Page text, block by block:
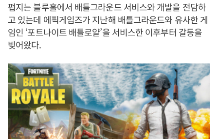
펍지는 블루홀에서 배틀그라운드 서비스와 개발을 전담하
고 있는데 에픽게임즈가 지난해 배틀그라운드와 유사한 게
임인 ‘포트나이트 배틀로얄’을 서비스한 이후부터 갈등을
빚어왔다.